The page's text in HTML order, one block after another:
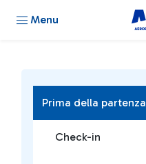
Menu
Prima della partenza
Check-in